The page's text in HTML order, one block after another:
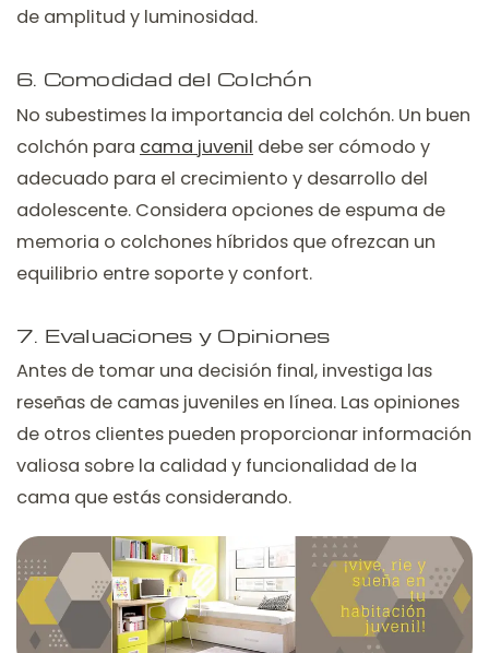
en
página
de
producto
página
de
producto
de amplitud y luminosidad.
6. Comodidad del Colchón
No subestimes la importancia del colchón. Un buen
colchón para cama juvenil debe ser cómodo y
adecuado para el crecimiento y desarrollo del
adolescente. Considera opciones de espuma de
memoria o colchones híbridos que ofrezcan un
equilibrio entre soporte y confort.
7. Evaluaciones y Opiniones
Antes de tomar una decisión final, investiga las
reseñas de camas juveniles en línea. Las opiniones
de otros clientes pueden proporcionar información
valiosa sobre la calidad y funcionalidad de la
cama que estás considerando.